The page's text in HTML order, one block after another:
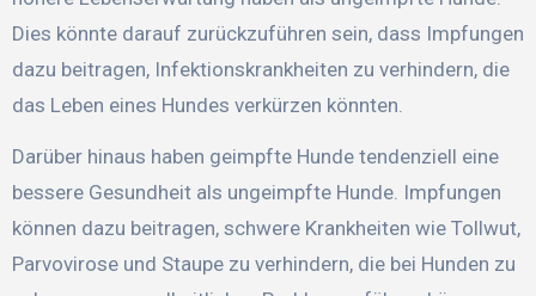
Dies könnte darauf zurückzuführen sein, dass Impfungen
dazu beitragen, Infektionskrankheiten zu verhindern, die
das Leben eines Hundes verkürzen könnten.
Darüber hinaus haben geimpfte Hunde tendenziell eine
bessere Gesundheit als ungeimpfte Hunde. Impfungen
können dazu beitragen, schwere Krankheiten wie Tollwut,
Parvovirose und Staupe zu verhindern, die bei Hunden zu